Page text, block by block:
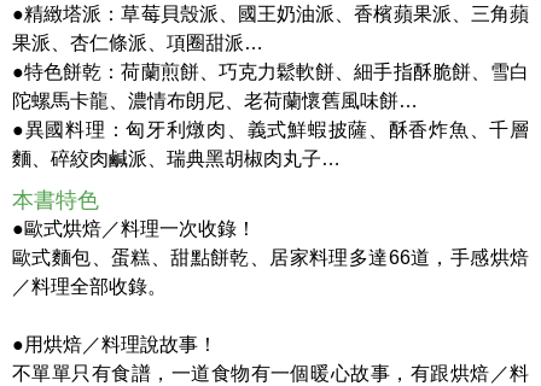
●精緻塔派：草莓貝殼派、國王奶油派、香檳蘋果派、三角蘋
果派、杏仁條派、項圈甜派…
●特色餅乾：荷蘭煎餅、巧克力鬆軟餅、細手指酥脆餅、雪白
陀螺馬卡龍、濃情布朗尼、老荷蘭懷舊風味餅…
●異國料理：匈牙利燉肉、義式鮮蝦披薩、酥香炸魚、千層
麵、碎絞肉鹹派、瑞典黑胡椒肉丸子…
本書特色
●歐式烘焙／料理一次收錄！
歐式麵包、蛋糕、甜點餅乾、居家料理多達66道，手感烘焙
／料理全部收錄。
●用烘焙／料理說故事！
不單單只有食譜，一道食物有一個暖心故事，有跟烘焙／料